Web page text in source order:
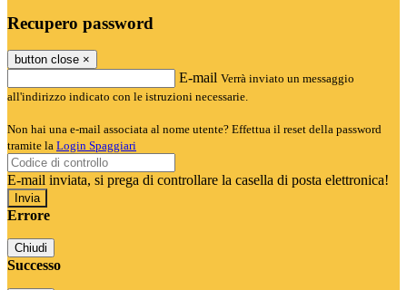
Recupero password
button close ×
E-mail Verrà inviato un messaggio
all'indirizzo indicato con le istruzioni necessarie.
Non hai una e-mail associata al nome utente? Effettua il reset della password
tramite la Login Spaggiari
E-mail inviata, si prega di controllare la casella di posta elettronica!
Errore
Chiudi
Successo